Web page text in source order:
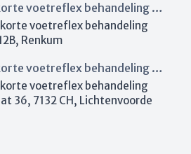
Workshop verkorte voetreflex behandeling Renkum
voetreflex behandeling
Renkum
Workshop verkorte voetreflex behandeling Lichtenvoorde
voetreflex behandeling
36, 7132 CH, Lichtenvoorde